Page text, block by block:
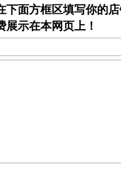
面方框区填写你的
示在本网页上！